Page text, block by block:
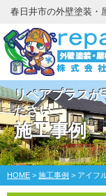
春日井市の外壁塗装・
リペアプラス
ださい
施工事例
HOME > 施工事例 > アイフ